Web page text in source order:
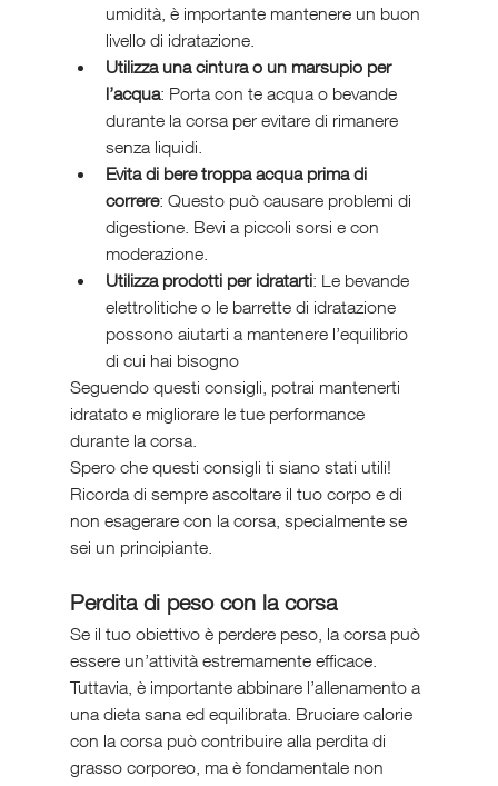
umidità, è importante mantenere un buon
livello di idratazione.
Utilizza una cintura o un marsupio per
l’acqua: Porta con te acqua o bevande
durante la corsa per evitare di rimanere
senza liquidi.
Evita di bere troppa acqua prima di
correre: Questo può causare problemi di
digestione. Bevi a piccoli sorsi e con
moderazione.
Utilizza prodotti per idratarti: Le bevande
elettrolitiche o le barrette di idratazione
possono aiutarti a mantenere l’equilibrio
di cui hai bisogno
Seguendo questi consigli, potrai mantenerti
idratato e migliorare le tue performance
durante la corsa.
Spero che questi consigli ti siano stati utili!
Ricorda di sempre ascoltare il tuo corpo e di
non esagerare con la corsa, specialmente se
sei un principiante.
Perdita di peso con la corsa
Se il tuo obiettivo è perdere peso, la corsa può
essere un’attività estremamente efficace.
Tuttavia, è importante abbinare l’allenamento a
una dieta sana ed equilibrata. Bruciare calorie
con la corsa può contribuire alla perdita di
grasso corporeo, ma è fondamentale non